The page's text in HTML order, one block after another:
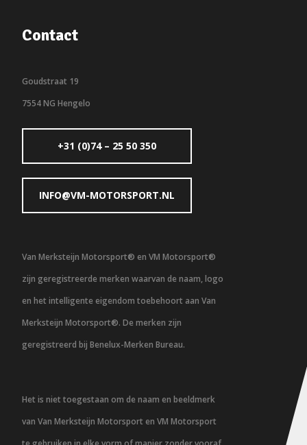
Contact
Goudstraat 19
7554 NG Hengelo
+31 (0)74 – 25 50 350
INFO@VM-MOTORSPORT.NL
Van Merksteijn Motorsport® en VM Motorsport®
zijn geregistreerde merken waarvan de naam, logo
en het intelligente eigendom toebehoort aan Van
Merksteijn Motorsport®. De merken zijn
geregistreerd bij Benelux-Merken Bureau.
Het is niet toegestaan om de naam en beeldmerk
van Van Merksteijn Motorsport en VM Motorsport